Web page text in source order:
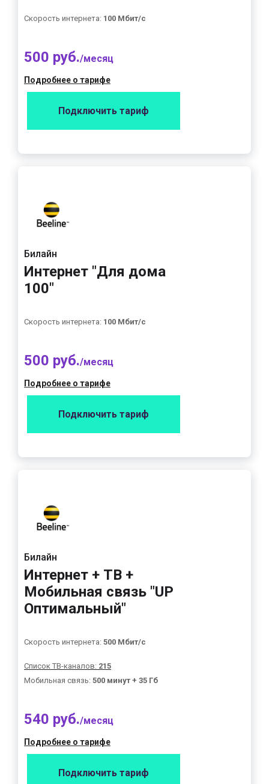
Скорость интернета: 100 Мбит/с
500 руб./месяц
Подробнее о тарифе
Подключить тариф
Билайн
Интернет "Для дома
100"
Скорость интернета: 100 Мбит/с
500 руб./месяц
Подробнее о тарифе
Подключить тариф
Билайн
Интернет + ТВ +
Мобильная связь "UP
Оптимальный"
Скорость интернета: 500 Мбит/с
Список ТВ-каналов: 215
Мобильная связь: 500 минут + 35 Гб
540 руб./месяц
Подробнее о тарифе
Подключить тариф